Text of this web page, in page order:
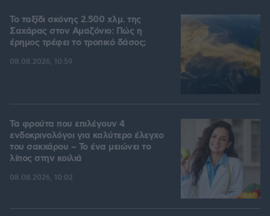
Το ταξίδι σκόνης 2.500 χλμ. της
Σαχάρας στον Αμαζόνιο: Πώς η
έρημος τρέφει το τροπικό δάσος;
08.08.2026, 10:59
Τα φρούτα που επιλέγουν 4
ενδοκρινολόγοι για καλύτερο έλεγχο
του σακχάρου – Το ένα μειώνει το
λίπος στην κοιλιά
08.08.2026, 10:02